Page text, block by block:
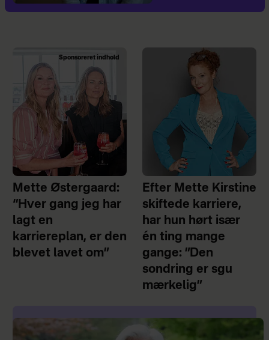
Sponsoreret indhold
Mette Østergaard:
“Hver gang jeg har
lagt en
karriereplan, er den
blevet lavet om”
Efter Mette Kirstine
skiftede karriere,
har hun hørt især
én ting mange
gange: ”Den
sondring er sgu
mærkelig”